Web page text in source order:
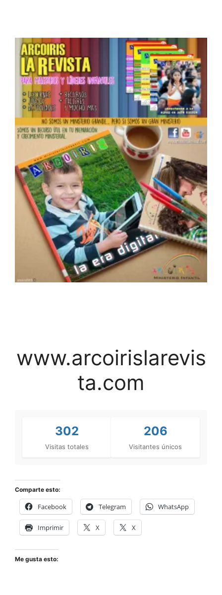
www.arcoirislarevis
ta.com
302
Visitas totales
206
Visitantes únicos
Comparte esto:
Facebook Telegram WhatsApp
Imprimir X X
Me gusta esto: